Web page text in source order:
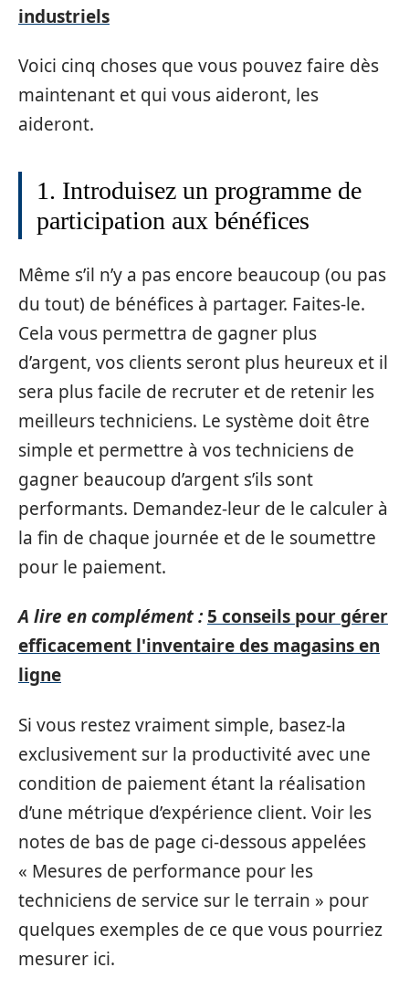
industriels
Voici cinq choses que vous pouvez faire dès
maintenant et qui vous aideront, les
aideront.
1. Introduisez un programme de
participation aux bénéfices
Même s’il n’y a pas encore beaucoup (ou pas
du tout) de bénéfices à partager. Faites-le.
Cela vous permettra de gagner plus
d’argent, vos clients seront plus heureux et il
sera plus facile de recruter et de retenir les
meilleurs techniciens. Le système doit être
simple et permettre à vos techniciens de
gagner beaucoup d’argent s’ils sont
performants. Demandez-leur de le calculer à
la fin de chaque journée et de le soumettre
pour le paiement.
A lire en complément : 5 conseils pour gérer
efficacement l'inventaire des magasins en
ligne
Si vous restez vraiment simple, basez-la
exclusivement sur la productivité avec une
condition de paiement étant la réalisation
d’une métrique d’expérience client. Voir les
notes de bas de page ci-dessous appelées
« Mesures de performance pour les
techniciens de service sur le terrain » pour
quelques exemples de ce que vous pourriez
mesurer ici.